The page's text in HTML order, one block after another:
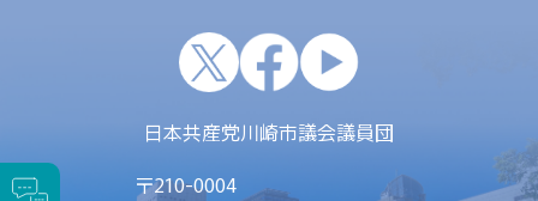
x facebook
日本共産党川崎市議会議員団
〒210-0004